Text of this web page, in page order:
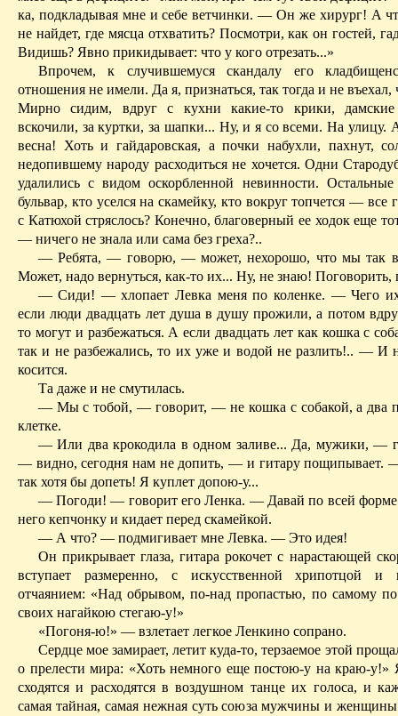
ка, подкладывая мне и себе ветчинки. — Он же хирург! А
не найдет, где мясца отхватить? Посмотри, как он гостей,
Видишь? Явно прикидывает: что у кого отрезать...»
Впрочем, к случившемуся скандалу его
отношения не имели. Да я, признаться, так тогда и не въехал,
Мирно сидим, вдруг с кухни какие-то крики,
вскочили, за куртки, за шапки... Ну, и я со всеми. На улицу.
весна! Хоть и гайдаровская, а почки набухли, пахнут,
недопившему народу расходить­ся не хочется. Одни
удалились с видом оскорбленной невинности.
бульвар, кто уселся на скамейку, кто вокруг топчется — все
с Катюхой стряслось? Конечно, благоверный ее ходок еще
— ничего не знала или сама без греха?..
— Ребята, — говорю, — может, нехорошо, что мы так
Может, надо вернуться, как-то их... Ну, не знаю!
— Сиди! — хлопает Левка меня по коленке. — Чего
если люди двадцать лет душа в душу прожили, а потом
то могут и раз­бе­жаться. А если двадцать лет как кошка с
так и не раз­бе­жались, то их уже и водой не разлить!.. — И
косится.
Та даже и не смутилась.
— Мы с тобой, — говорит, — не кошка с собакой, а два
клетке.
— Или два крокодила в одном заливе... Да, мужики, —
— видно, се­годня нам не допить, — и гитару пощипывает.
так хо­тя бы допеть! Я куп­лет допою-у...
— Погоди! — говорит его Ленка. — Давай по всей
него кеп­чонку и кидает перед скамейкой.
— А что? — подмигивает мне Левка. — Это идея!
Он прикрывает глаза, гитара рокочет с нарастающей
вступает размеренно, с искусственной хрипотцой и
отчаянием: «Над обрывом, по-над пропастью, по самому
своих нагай­кою стегаю-у!»
«Погоня-ю!» — взлетает легкое Ленкино сопрано.
Сердце мое замирает, летит куда-то, терзаемое этой
о прелести мира: «Хоть немного еще постою-у на краю-
сходятся и расходятся в воздуш­ном танце их голоса, и
самая тайная, самая нежная суть союза мужчины и женщины